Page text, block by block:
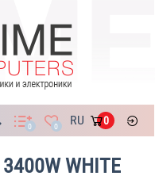
0 0 RU 0
WHITE